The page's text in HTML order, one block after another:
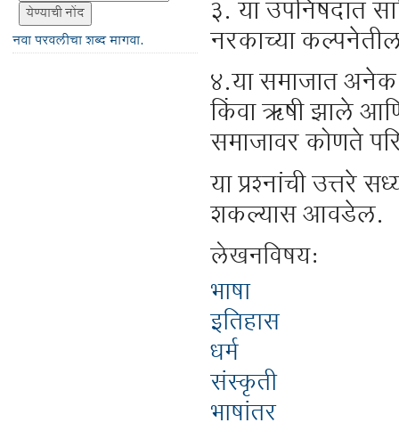
नवा परवलीचा शब्द मागवा.
३. या उपनिषदात
नरकाच्या
४.या समाजात अनेक
किंवा ऋषी झाले
समाजावर कोणते
या प्रश्नांची
शकल्यास आवडेल.
लेखनविषय:
भाषा
इतिहास
धर्म
संस्कृती
भाषांतर